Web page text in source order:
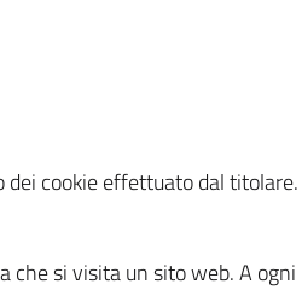
dei cookie effettuato dal titolare.
che si visita un sito web. A ogni